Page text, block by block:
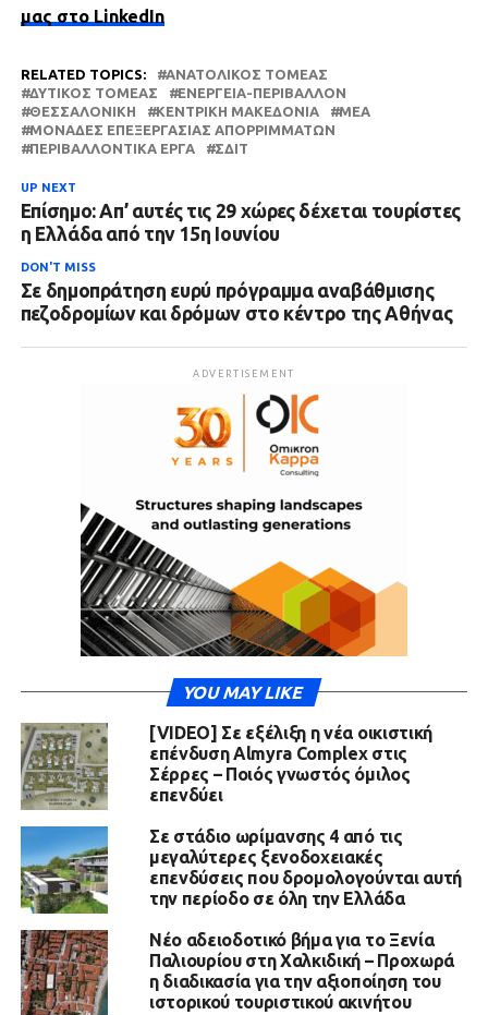
μας στο LinkedIn
RELATED TOPICS:
ΑΝΑΤΟΛΙΚΌΣ ΤΟΜΈΑΣ
ΔΥΤΙΚΌΣ ΤΟΜΈΑΣ
ΕΝΈΡΓΕΙΑ-ΠΕΡΙΒΆΛΛΟΝ
ΘΕΣΣΑΛΟΝΊΚΗ
ΚΕΝΤΡΙΚΉ ΜΑΚΕΔΟΝΊΑ
ΜΕΑ
ΜΟΝΆΔΕΣ ΕΠΕΞΕΡΓΑΣΊΑΣ ΑΠΟΡΡΙΜΜΆΤΩΝ
ΠΕΡΙΒΑΛΛΟΝΤΙΚΆ ΈΡΓΑ
ΣΔΙΤ
UP NEXT
Επίσημο: Απ’ αυτές τις 29 χώρες δέχεται τουρίστες
η Ελλάδα από την 15η Ιουνίου
DON'T MISS
Σε δημοπράτηση ευρύ πρόγραμμα αναβάθμισης
πεζοδρομίων και δρόμων στο κέντρο της Αθήνας
ADVERTISEMENT
YOU MAY LIKE
[VIDEO] Σε εξέλιξη η νέα οικιστική
επένδυση Almyra Complex στις
Σέρρες – Ποιός γνωστός όμιλος
επενδύει
Σε στάδιο ωρίμανσης 4 από τις
μεγαλύτερες ξενοδοχειακές
επενδύσεις που δρομολογούνται αυτή
την περίοδο σε όλη την Ελλάδα
Νέο αδειοδοτικό βήμα για το Ξενία
Παλιουρίου στη Χαλκιδική – Προχωρά
η διαδικασία για την αξιοποίηση του
ιστορικού τουριστικού ακινήτου